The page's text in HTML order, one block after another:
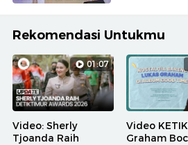
Rekomendasi Untukmu
01:07
Video: Sherly
Tjoanda Raih
Video
Graham